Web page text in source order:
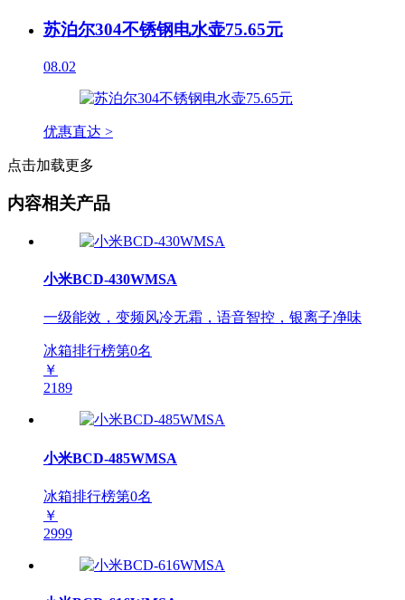
苏泊尔304不锈钢电水壶75.65元
08.02
优惠直达 >
点击加载更多
内容相关产品
小米BCD-430WMSA
一级能效，变频风冷无霜，语音智控，银离子净味
冰箱排行榜第0名
￥
2189
小米BCD-485WMSA
冰箱排行榜第0名
￥
2999